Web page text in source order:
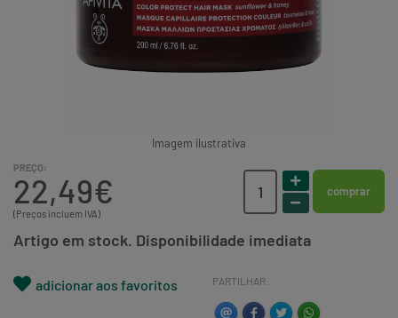
Imagem ilustrativa
PREÇO:
22,49€
(Preços incluem IVA)
comprar
Artigo em stock. Disponibilidade imediata
adicionar aos favoritos PARTILHAR: